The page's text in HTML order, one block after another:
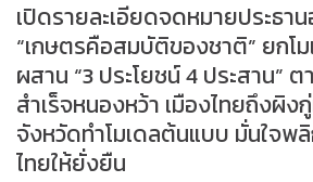
เปิดรายละเอียดจดหมายประธา
“เกษตรคือสมบัติของชาติ” ยกโ
ผสาน “3 ประโยชน์ 4 ประสาน”
สำเร็จหนองหว้า เมืองไทยถึงผิง
จังหวัดทำโมเดลต้นแบบ มั่นใจพ
ไทยให้ยั่งยืน